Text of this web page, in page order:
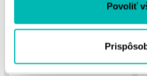
Povoliť